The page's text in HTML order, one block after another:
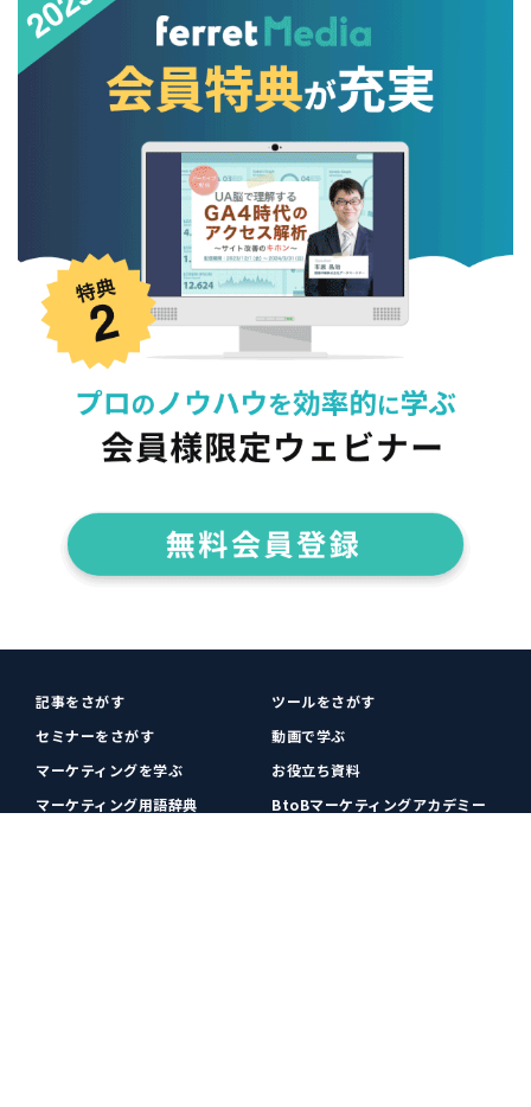
記事をさがす
ツールをさがす
セミナーをさがす
動画で学ぶ
マーケティングを学ぶ
お役立ち資料
マーケティング用語辞典
BtoBマーケティングアカデミー